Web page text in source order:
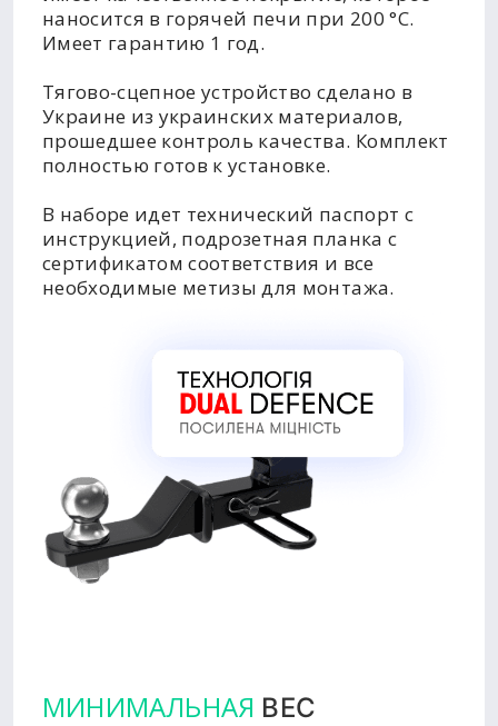
наносится в горячей печи при 200 °C.
Имеет гарантию 1 год.
Тягово-сцепное устройство сделано в
Украине из украинских материалов,
прошедшее контроль качества. Комплект
полностью готов к установке.
В наборе идет технический паспорт с
инструкцией, подрозетная планка с
сертификатом соответствия и все
необходимые метизы для монтажа.
МИНИМАЛЬНАЯ ВЕС